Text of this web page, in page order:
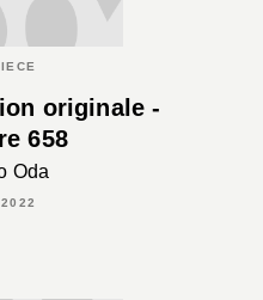
originale -
658
Oda